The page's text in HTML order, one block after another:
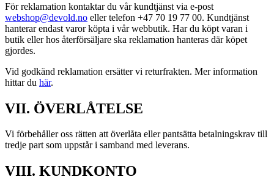
För reklamation kontaktar du vår kundtjänst via e-post
webshop@devold.no eller telefon +47 70 19 77 00. Kundtjänst
hanterar endast varor köpta i vår webbutik. Har du köpt varan i
butik eller hos återförsäljare ska reklamation hanteras där köpet
gjordes.
Vid godkänd reklamation ersätter vi returfrakten. Mer information
hittar du här.
VII. ÖVERLÅTELSE
Vi förbehåller oss rätten att överlåta eller pantsätta betalningskrav till
tredje part som uppstår i samband med leverans.
VIII. KUNDKONTO